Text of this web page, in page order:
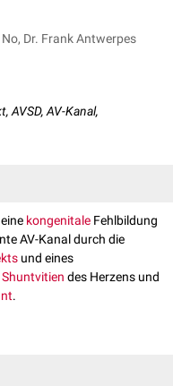
No, Dr. Frank Antwerpes
AV-Kanal,
kongenitale Fehlbildung
AV-Kanal durch die
und eines
Shuntvitien des Herzens und
.